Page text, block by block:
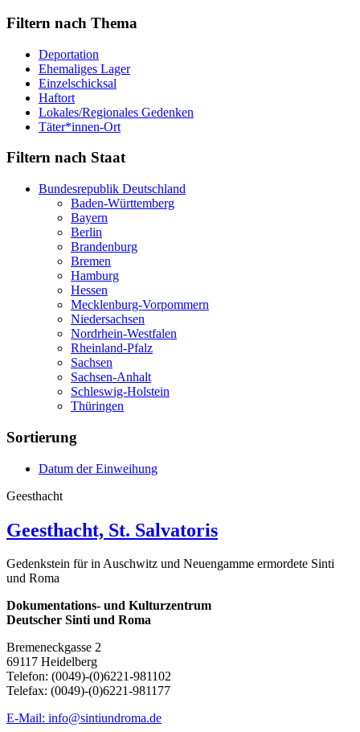
Filtern nach Thema
Deportation
Ehemaliges Lager
Einzelschicksal
Haftort
Lokales/Regionales Gedenken
Täter*innen-Ort
Filtern nach Staat
Bundesrepublik Deutschland
Baden-Württemberg
Bayern
Berlin
Brandenburg
Bremen
Hamburg
Hessen
Mecklenburg-Vorpommern
Niedersachsen
Nordrhein-Westfalen
Rheinland-Pfalz
Sachsen
Sachsen-Anhalt
Schleswig-Holstein
Thüringen
Sortierung
Datum der Einweihung
Geesthacht
Geesthacht, St. Salvatoris
Gedenkstein für in Auschwitz und Neuengamme ermordete Sinti
und Roma
Dokumentations- und Kulturzentrum
Deutscher Sinti und Roma
Bremeneckgasse 2
69117 Heidelberg
Telefon: (0049)-(0)6221-981102
Telefax: (0049)-(0)6221-981177
E-Mail: info@sintiundroma.de